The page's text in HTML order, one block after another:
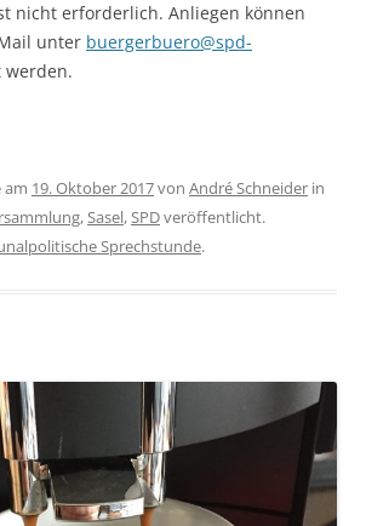
nicht erforderlich. Anliegen können
unter buergerbuero@spd-
am 19. Oktober 2017von André Schneider in
,Sasel,SPDveröffentlicht.
Sprechstunde.